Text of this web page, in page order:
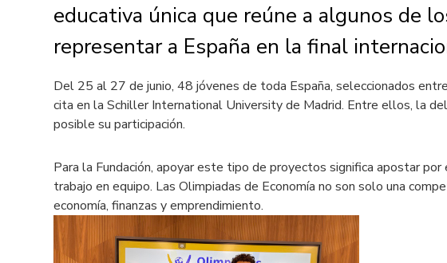
educativa única que reúne a algunos de
representar a España en la final
Del 25 al 27 de junio, 48 jóvenes de toda España, seleccionados
cita en la Schiller International University de Madrid. Entre ellos, la
posible su participación.
Para la Fundación, apoyar este tipo de proyectos significa apostar
trabajo en equipo. Las Olimpiadas de Economía no son solo una
economía, finanzas y emprendimiento.